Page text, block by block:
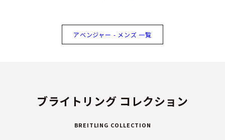
アベンジャー - メンズ 一覧
ブライトリング コレクション
BREITLING COLLECTION